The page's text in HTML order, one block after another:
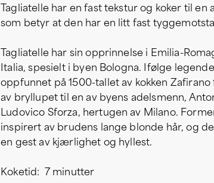
Tagliatelle har en fast tekstur og koker til en
som betyr at den har en litt fast
Tagliatelle har sin opprinnelse i Emilia-
Italia, spesielt i byen Bologna. Ifølge
oppfunnet på 1500-tallet av kokken
av bryllupet til en av byens adelsmenn,
Ludovico Sforza, hertugen av Milano.
inspirert av brudens lange blonde hår, og
en gest av kjærlighet og hyllest.
Koketid: 7 minutter